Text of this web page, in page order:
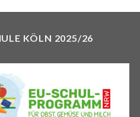
KÖLN 2025/26